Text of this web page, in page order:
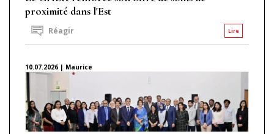
proximité dans l'Est
Lire
Réagir
10.07.2026 | Maurice